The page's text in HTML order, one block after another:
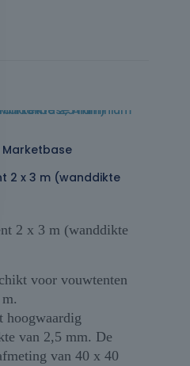
Marketbase
2 x 3 m (wanddikte
2 x 3 m (wanddikte
voor vouwtenten
hoogwaardig
van 2,5 mm. De
van 40 x 40